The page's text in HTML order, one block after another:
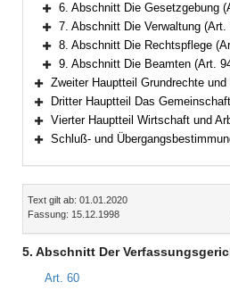
Bereich erweitern
6. Abschnitt Die Gesetzgebung
Bereich erweitern
7. Abschnitt Die Verwaltung (Art.
Bereich erweitern
8. Abschnitt Die Rechtspflege
Bereich erweitern
9. Abschnitt Die Beamten (Art.
Bereich erweitern
Zweiter Hauptteil Grundrechte
Bereich erweitern
Dritter Hauptteil Das
Bereich erweitern
Vierter Hauptteil Wirtschaft und
Schluß- und
Inhalt
Text gilt ab: 01.01.2020
Fassung: 15.12.1998
5. Abschnitt Der
Art. 60